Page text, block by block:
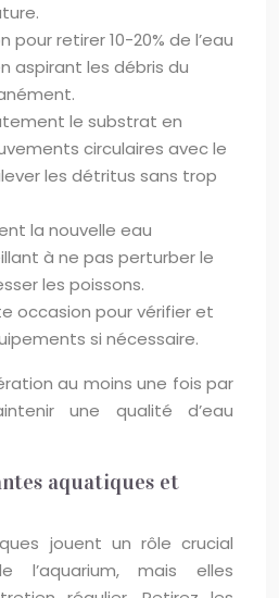
pour retirer 10-20% de l’eau
aspirant les débris du
le substrat en
circulaires avec le
les détritus sans trop
la nouvelle eau
à ne pas perturber le
les poissons.
occasion pour vérifier et
si nécessaire.
au moins une fois par
une qualité d’eau
aquatiques et
jouent un rôle crucial
l’aquarium, mais elles